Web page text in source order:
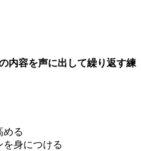
内容を声に出して繰り返す練
める
身につける